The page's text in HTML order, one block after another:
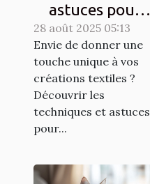
astuces pour
matelasser son
propre tissu
28 août 2025 05:13
Envie de donner une
touche unique à vos
créations textiles ?
Découvrir les
techniques et astuces
pour...